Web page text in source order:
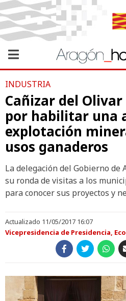
INDUSTRIA
Cañizar del
por habilitar una
explotación
usos ganaderos
La delegación del Gobierno de
su ronda de visitas a los
para conocer sus proyectos y
Actualizado 11/05/2017 16:07
Vicepresidencia de Presidencia,